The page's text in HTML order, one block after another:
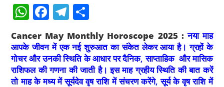
W
at
s
A
F
a
c
e
b
T
el
e
gr
a
h
ar
e
Cancer May Monthly Horoscope 2025 :नया माह
आपके जीवन में एक नई शुरुआत का संकेत लेकर आया है। ग्रहों के
गोचर और उनकी स्थिति के आधार पर दैनिक, साप्ताहिक और मासिक
राशिफल की गणना की जाती है। इस माह ग्रहीय स्थिति की बात करें
तो माह के मध्य में सूर्यदेव वृष राशि में संचरण करेंगे, सूर्य के वृष राशि में